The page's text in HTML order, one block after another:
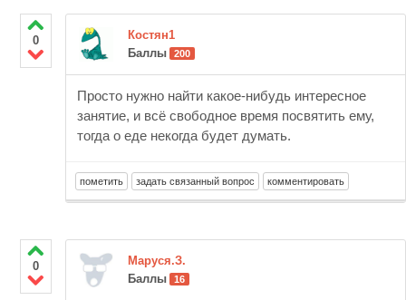
0
Костян1
Баллы
200
Просто нужно найти какое-нибудь интересное
занятие, и всё свободное время посвятить ему,
тогда о еде некогда будет думать.
0
Маруся.З.
Баллы
16